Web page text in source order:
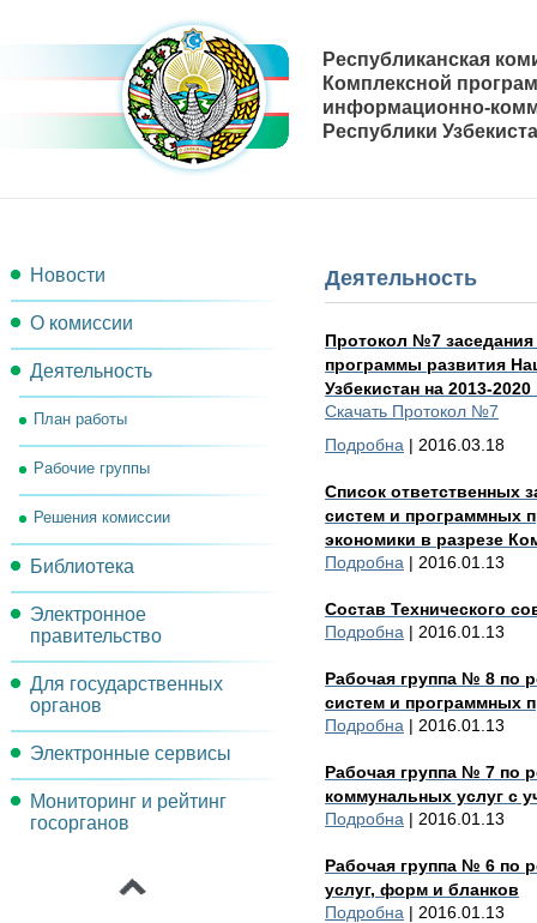
Республиканская
Комплексной
информационно-
Республики
Новости
О комиссии
Состав комиссии
Секретариат комиссии
Рабочий орган комиссии
Контакты
Задачи комиссии
Деятельность
План работы
Рабочие группы
Решения комиссии
Библиотека
Методические материалы
Нормативно-правовые акты
Электронное
правительство
Проекты и мероприятия
Реорганизация
операционных процессов
Целевые индикаторы и
показатели
Архитектура
Для государственных
органов
Порядок инвентаризации
государственных услуг
Основные направления
Порядок регламентации и
Электронные сервисы
Обсуждения проектов
документов
Мониторинг и рейтинг
госорганов‹
Деятельность
Протокол №7
программы развития
Узбекистан на 2013-
Скачать Протокол №7
Подробна | 2016.03.18
Список ответственных
систем и программных
экономики в разрезе
Подробна | 2016.01.13
Состав Технического
Подробна | 2016.01.13
Рабочая группа № 8 по
систем и программных
Подробна | 2016.01.13
Рабочая группа № 7 по
коммунальных услуг с
Подробна | 2016.01.13
Рабочая группа № 6 по
услуг, форм и бланков
Подробна | 2016.01.13